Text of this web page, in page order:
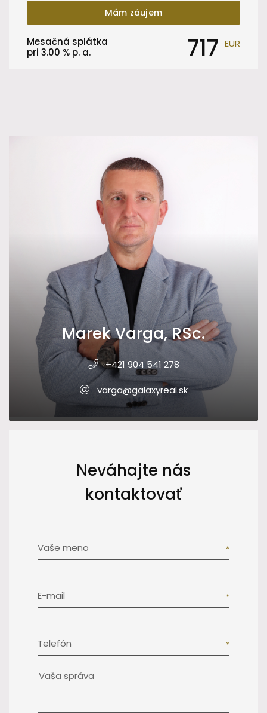
Mám záujem
Mesačná splátka
pri 3.00 % p. a. 717 EUR
Marek Varga, RSc.
+421 904 541 278
varga@galaxyreal.sk
Neváhajte nás
kontaktovať
Vaše meno
E-mail
Telefón